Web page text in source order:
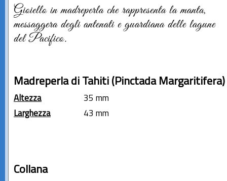
Gioiello in madreperla che rappresenta la manta,
messaggera degli antenati e guardiana delle lagune
del Pacifico.
Madreperla di Tahiti (Pinctada Margaritifera)
Altezza
35 mm
Larghezza
43 mm
Collana